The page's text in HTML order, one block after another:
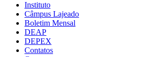
Instituto
Câmpus Lajeado
Boletim Mensal
DEAP
DEPEX
Contatos